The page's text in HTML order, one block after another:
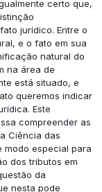
certo que,
jurídico. Entre o
e o fato em sua
natural do
na área de
está situado, e
queremos indicar
Este
compreender as
Ciência das
modo especial para
dos tributos em
da
nesta pode